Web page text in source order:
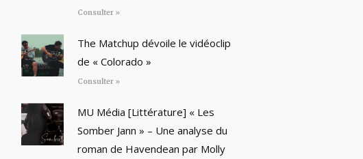
Consulter »
The Matchup dévoile le vidéoclip
de « Colorado »
Consulter »
MU Média [Littérature] « Les
Somber Jann » – Une analyse du
roman de Havendean par Molly